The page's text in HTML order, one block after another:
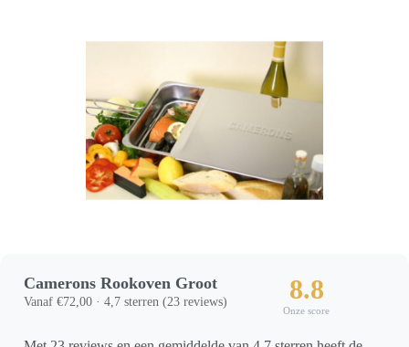
Camerons Rookoven Groot
Vanaf €72,00 · 4,7 sterren (23 reviews) 8.8
Onze score